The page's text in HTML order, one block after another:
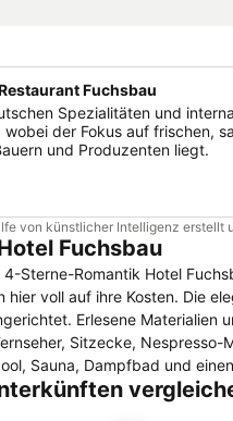
Fuchsbau
Spezialitäten und
der Fokus auf frischen,
und Produzenten liegt.
von künstlicher Intelligenz
Fuchsbau
Sterne-Romantik Hotel
und Suiten werden in verschiedenen Kategorien angeboten und sind im
Erlesene Materialien
Nespresso-Maschine, Telefon und
Sauna, Dampfbad und
Haus beginnt mit einem norddeutschen Gourmetfrühstück. Im hauseigenen